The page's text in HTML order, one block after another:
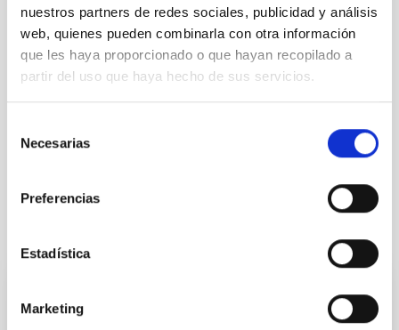
nuestros partners de redes sociales, publicidad y análisis
web, quienes pueden combinarla con otra información
que les haya proporcionado o que hayan recopilado a
partir del uso que haya hecho de sus servicios.
Necesarias
Preferencias
Estadística
Marketing
TIPO DE NOTICIA
NOTA DE PRENSA
Otras noticias relacionadas
NOTA DE PRENSA